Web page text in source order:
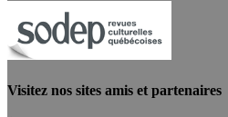
Visitez nos sites amis et partenaires